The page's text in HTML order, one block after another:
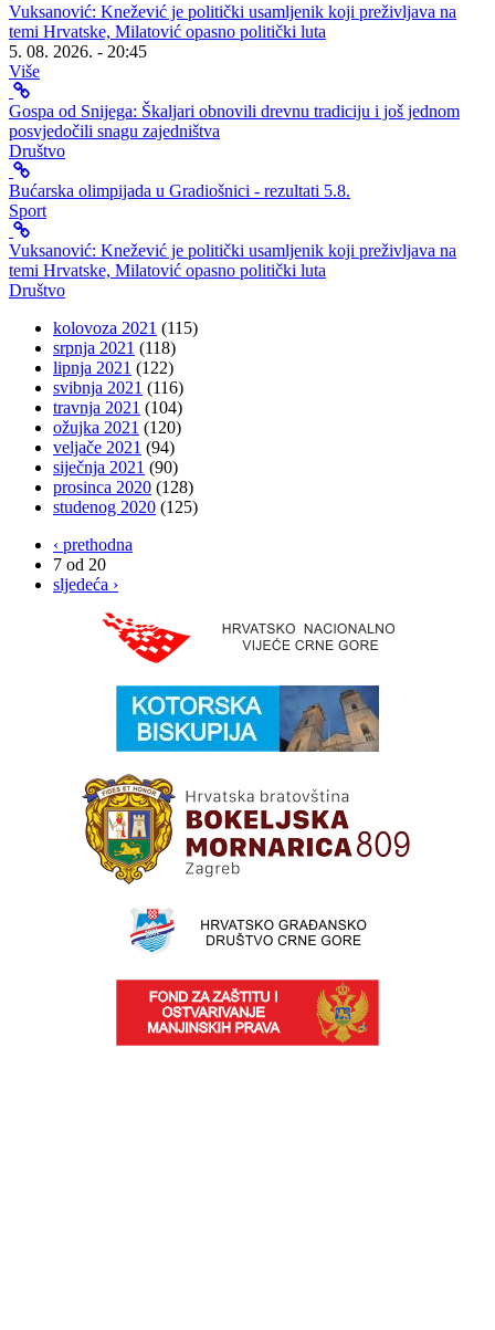
Vuksanović: Knežević je politički usamljenik koji preživljava na
temi Hrvatske, Milatović opasno politički luta
5. 08. 2026. - 20:45
Više
Gospa od Snijega: Škaljari obnovili drevnu tradiciju i još jednom
posvjedočili snagu zajedništva
Društvo
Bućarska olimpijada u Gradiošnici - rezultati 5.8.
Sport
Vuksanović: Knežević je politički usamljenik koji preživljava na
temi Hrvatske, Milatović opasno politički luta
Društvo
kolovoza 2021 (115)
srpnja 2021 (118)
lipnja 2021 (122)
svibnja 2021 (116)
travnja 2021 (104)
ožujka 2021 (120)
veljače 2021 (94)
siječnja 2021 (90)
prosinca 2020 (128)
studenog 2020 (125)
‹ prethodna
7 od 20
sljedeća ›